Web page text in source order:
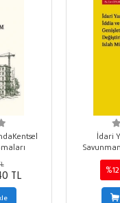
TL
İdari
%12